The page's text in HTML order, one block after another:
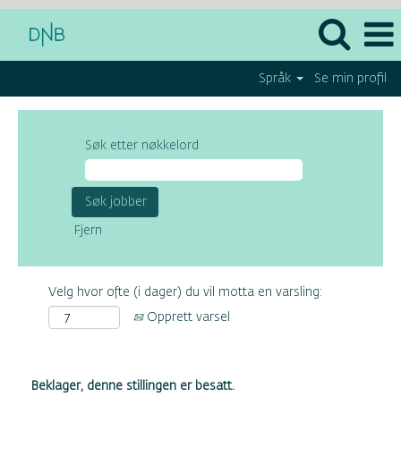
Språk Se min profil
Søk etter nøkkelord
Fjern
Velg hvor ofte (i dager) du vil motta en varsling:
Opprett varsel
Beklager, denne stillingen er besatt.